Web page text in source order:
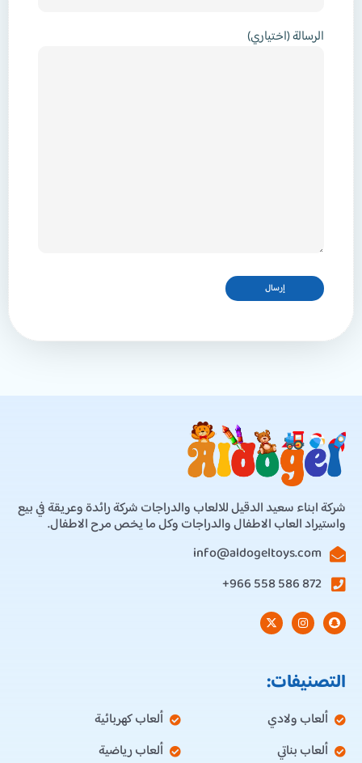
الرسالة (اختياري)
شركة ابناء سعيد الدقيل للالعاب والدراجات شركة رائدة وعريقة في بيع
واستيراد العاب الاطفال والدراجات وكل ما يخص مرح الاطفال.
info@aldogeltoys.com
872 586 558 966+
التصنيفات:
ألعاب ولادي
ألعاب بناتي
ألعاب كهربائية
ألعاب رياضية